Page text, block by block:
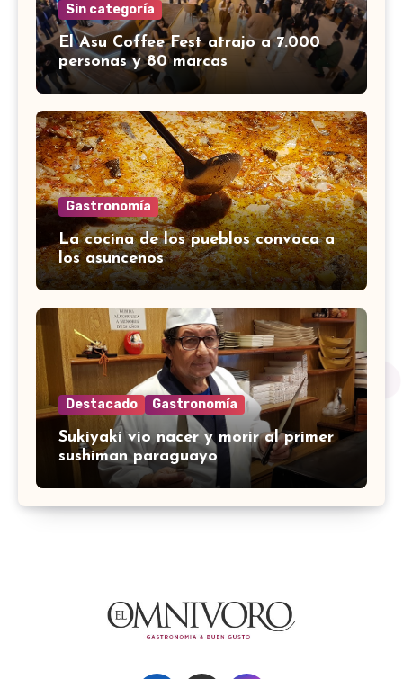
Sin categoría
El Asu Coffee Fest atrajo a 7.000
personas y 80 marcas
Gastronomía
La cocina de los pueblos convoca a
los asuncenos
Destacado Gastronomía
Sukiyaki vio nacer y morir al primer
sushiman paraguayo